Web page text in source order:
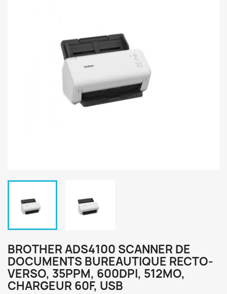
BROTHER ADS4100 SCANNER DE
DOCUMENTS BUREAUTIQUE RECTO-
VERSO, 35PPM, 600DPI, 512MO,
CHARGEUR 60F, USB